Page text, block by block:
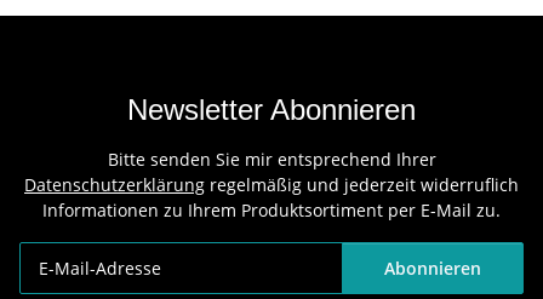
Newsletter Abonnieren
Bitte senden Sie mir entsprechend Ihrer
Datenschutzerklärung regelmäßig und jederzeit widerruflich
Informationen zu Ihrem Produktsortiment per E-Mail zu.
Abonnieren